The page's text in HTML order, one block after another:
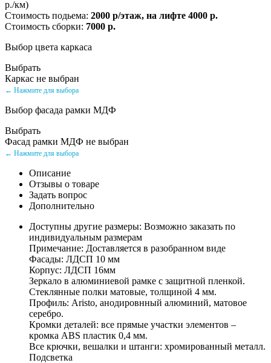
р./км)
Стоимость подьема: 2000 р/этаж, на лифте 4000 р.
Стоимость сборки: 7000 р.
Выбор цвета каркаса
Выбрать
Каркас не выбран
← Нажмите для выбора
Выбор фасада рамки МДФ
Выбрать
Фасад рамки МДФ не выбран
← Нажмите для выбора
Описание
Отзывы о товаре
Задать вопрос
Дополнительно
Доступны другие размеры: Возможно заказать по
индивидуальным размерам
Примечание: Доставляется в разобранном виде
Фасады: ЛДСП 10 мм
Корпус: ЛДСП 16мм
Зеркало в алюминиевой рамке с защитной пленкой.
Стеклянные полки матовые, толщиной 4 мм.
Профиль: Aristo, анодировнный алюминий, матовое
серебро.
Кромки деталей: все прямые участки элементов –
кромка ABS пластик 0,4 мм.
Все крючки, вешалки и штанги: хромированный металл.
Подсветка